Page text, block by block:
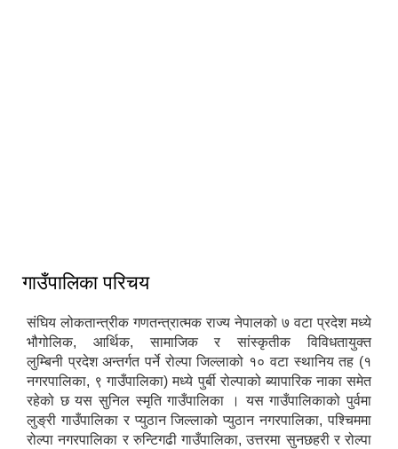
गाउँपालिका परिचय
संघिय लोकतान्त्रीक गणतन्त्रात्मक राज्य नेपालको ७ वटा प्रदेश मध्ये
भौगोलिक, आर्थिक, सामाजिक र सांस्कृतीक विविधतायुक्त
लुम्बिनी प्रदेश अन्तर्गत पर्ने रोल्पा जिल्लाको १० वटा स्थानिय तह (१
नगरपालिका, ९ गाउँपालिका) मध्ये पुर्बी रोल्पाको ब्यापारिक नाका समेत
रहेको छ यस सुनिल स्मृति गाउँपालिका । यस गाउँपालिकाको पुर्वमा
लुङ्री गाउँपालिका र प्युठान जिल्लाको प्युठान नगरपालिका, पश्चिममा
रोल्पा नगरपालिका र रुन्टिगढी गाउँपालिका, उत्तरमा सुनछहरी र रोल्पा